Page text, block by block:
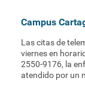
(óvulos,
Campus
Las citas de
viernes en
2550-9176, la
atendido por un